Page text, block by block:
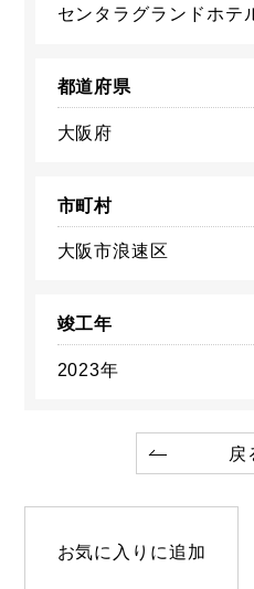
センタラグランドホテ
都道府県
大阪府
市町村
大阪市浪速区
竣工年
2023年
戻
お気に入りに追加